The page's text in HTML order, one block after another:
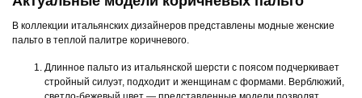
В коллекции итальянских дизайнеров представлены модные женские
пальто в теплой палитре коричневого.
Длинное пальто из итальянской шерсти с поясом подчеркивает
стройный силуэт, подходит и женщинам с формами. Верблюжий,